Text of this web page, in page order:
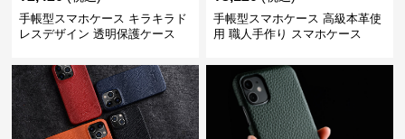
手帳型スマホケース キラキラド
レスデザイン 透明保護ケース
手帳型スマホケース 高級本革使
用 職人手作り スマホケース